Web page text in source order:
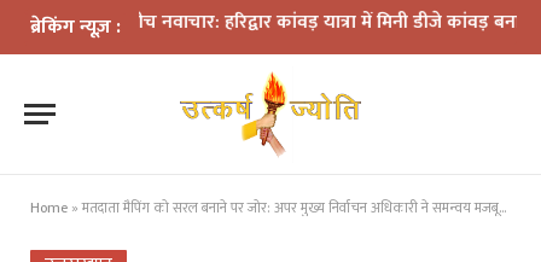
ब्रेकिंग न्यूज़ :
के बीच नवाचार: हरिद्वार कांवड़ यात्रा में मिनी डीजे कांवड़ बना आकर्षण
Home »मतदाता मैपिंग को सरल बनाने पर जोर: अपर मुख्य निर्वाचन अधिकारी ने समन्वय मजबूत करने के दिए निर्देश।